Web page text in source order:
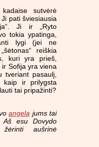
sutvėrė
pati šviesiausia
Ji ir „Ryto
tokia ypatinga,
lygi (jei ne
reiškia
kuri yra prieš,
Sofija yra viena
pasaulį,
kaip ir prilygsta
tai pripažinti?
angelą jums tai
Aš esu Dovydo
aušrinė